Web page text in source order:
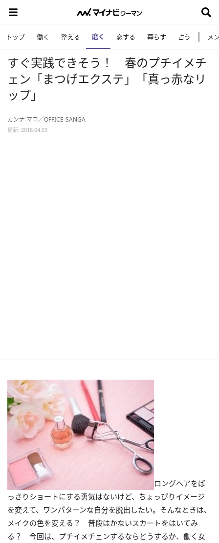
トップ 働く 整える 磨く 恋する 暮らす 占う メ
すぐ実践できそう！ 春のプチイメチ
ェン「まつげエクステ」「真っ赤なリ
ップ」
カンナ マコ／OFFICE-SANGA
更新: 2018.04.03
ロングヘアをば
っさりショートにする勇気はないけど、ちょっぴりイメージ
を変えて、ワンパターンな自分を脱出したい。そんなときは、
メイクの色を変える？ 普段はかないスカートをはいてみ
る？ 今回は、プチイメチェンするならどうするか、働く女